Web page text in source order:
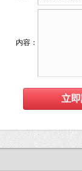
内容：